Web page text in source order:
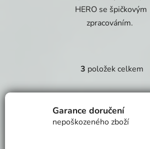
HERO se špičkovým
zpracováním.
O
v
l
á
d
a
3 položek celkem
Garance doručení
nepoškozeného zboží